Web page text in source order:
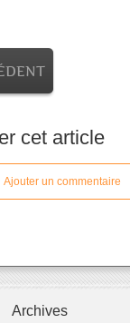
cet article
Ajouter un commentaire
Archives